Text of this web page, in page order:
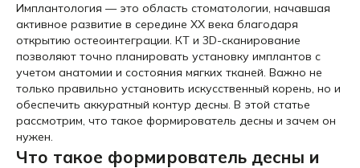
Имплантология — это область стоматологии, начавшая
активное развитие в середине XX века благодаря
открытию остеоинтеграции. КТ и 3D-сканирование
позволяют точно планировать установку имплантов с
учетом анатомии и состояния мягких тканей. Важно не
только правильно установить искусственный корень, но и
обеспечить аккуратный контур десны. В этой статье
рассмотрим, что такое формирователь десны и зачем он
нужен.
Что такое формирователь десны и